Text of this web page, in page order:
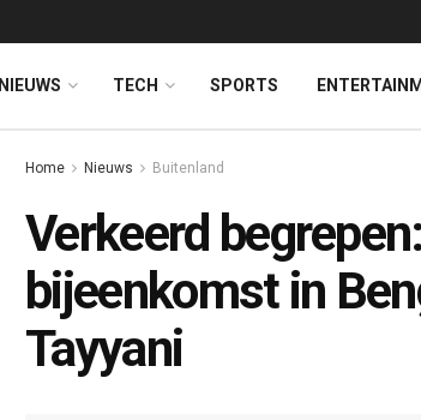
NIEUWS TECH SPORTS
Home Nieuws Buitenland
Verkeerd
bijeenkomst in
Tayyani